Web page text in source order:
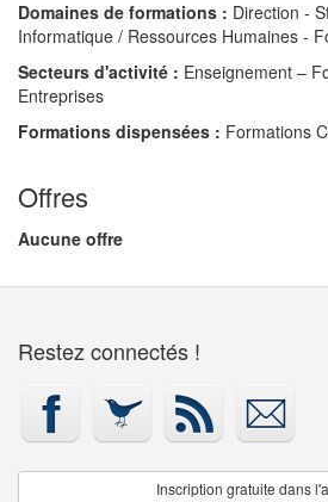
Domaines de formations : Direction -
Informatique / Ressources Humaines -
Secteurs d'activité : Enseignement –
Entreprises
Formations dispensées : Formations
Offres
Aucune offre
Restez connectés !
Inscription gratuite dans